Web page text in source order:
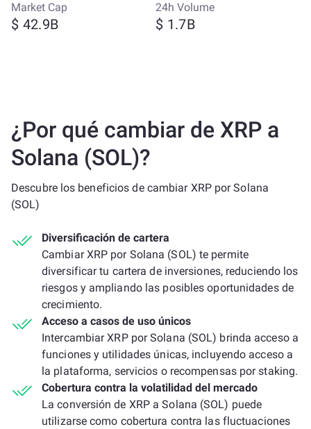
Market Cap
$ 42.9B
24h Volume
$ 1.7B
¿Por qué cambiar de XRP a
Solana (SOL)?
Descubre los beneficios de cambiar XRP por Solana
(SOL)
Diversificación de cartera
Cambiar XRP por Solana (SOL) te permite
diversificar tu cartera de inversiones, reduciendo los
riesgos y ampliando las posibles oportunidades de
crecimiento.
Acceso a casos de uso únicos
Intercambiar XRP por Solana (SOL) brinda acceso a
funciones y utilidades únicas, incluyendo acceso a
la plataforma, servicios o recompensas por staking.
Cobertura contra la volatilidad del mercado
La conversión de XRP a Solana (SOL) puede
utilizarse como cobertura contra las fluctuaciones